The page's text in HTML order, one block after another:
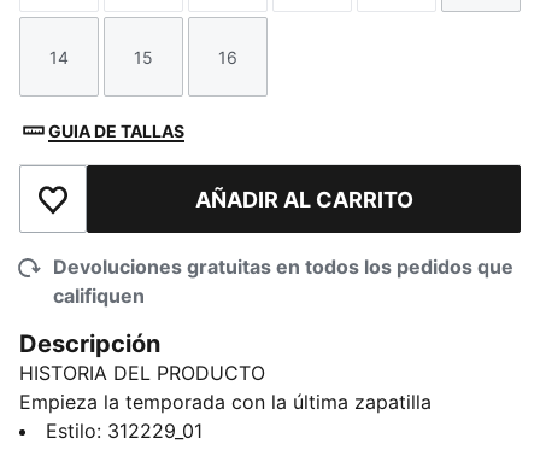
Talla
14
Talla
15
Talla
16
GUIA DE TALLAS
Añadir a la lista de deseosAÑADIR AL CARRITO
Devoluciones gratuitas en todos los pedidos que
califiquen
Descripción
HISTORIA DEL PRODUCTO
Empieza la temporada con la última zapatilla
exclusiva de Scoot Henderson, las Scoot Zeros II Gold
Estilo: 312229_01